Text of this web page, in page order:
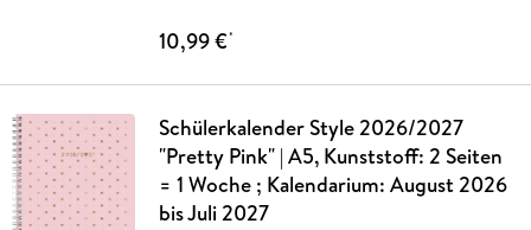
10,99 €*
Schülerkalender Style 2026/2027
"Pretty Pink" | A5, Kunststoff: 2 Seiten
= 1 Woche ; Kalendarium: August 2026
bis Juli 2027